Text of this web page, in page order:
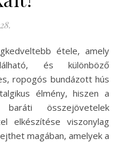
és különböző
ropogós bundázott hús
élmény, hiszen a
összejövetelek
elkészítése viszonylag
magában, amelyek a